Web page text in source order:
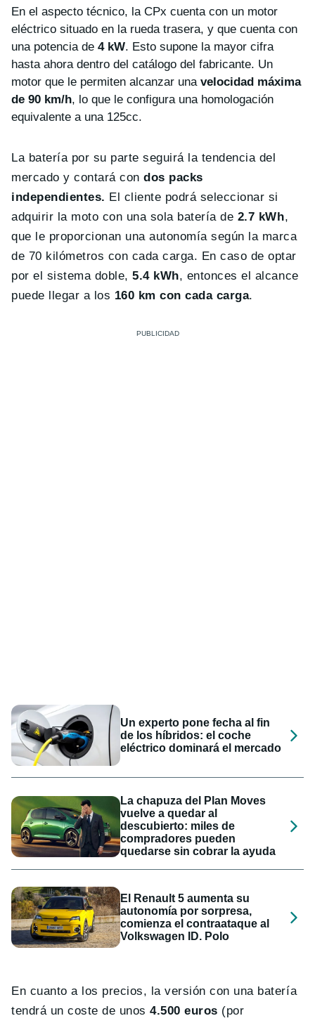
En el aspecto técnico, la CPx cuenta con un motor
eléctrico situado en la rueda trasera, y que cuenta con
una potencia de 4 kW. Esto supone la mayor cifra
hasta ahora dentro del catálogo del fabricante. Un
motor que le permiten alcanzar una velocidad máxima
de 90 km/h, lo que le configura una homologación
equivalente a una 125cc.
La batería por su parte seguirá la tendencia del
mercado y contará condos packs
independientes. El cliente podrá seleccionar si
adquirir la moto con una sola batería de 2.7 kWh,
que le proporcionan una autonomía según la marca
de 70 kilómetros con cada carga. En caso de optar
por el sistema doble,5.4 kWh, entonces el alcance
puede llegar a los 160 km con cada carga.
Un experto pone fecha al fin
de los híbridos: el coche
eléctrico dominará el mercado
La chapuza del Plan Moves
vuelve a quedar al
descubierto: miles de
compradores pueden
quedarse sin cobrar la ayuda
El Renault 5 aumenta su
autonomía por sorpresa,
comienza el contraataque al
Volkswagen ID. Polo
En cuanto a los precios, la versión con una batería
tendrá un coste de unos4.500 euros (por